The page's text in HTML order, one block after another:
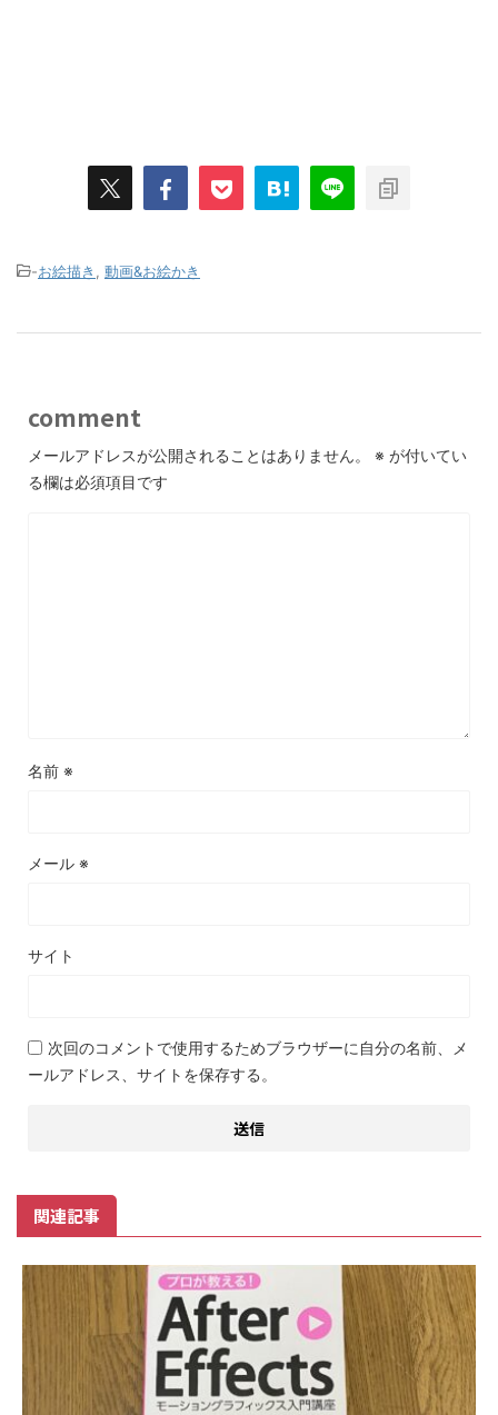
-お絵描き 動画&お絵かき
comment
メールアドレスが公開されることはありません。 ※ が付いてい
る欄は必須項目です
名前 ※
メール ※
サイト
次回のコメントで使用するためブラウザーに自分の名前、メ
ールアドレス、サイトを保存する。
関連記事